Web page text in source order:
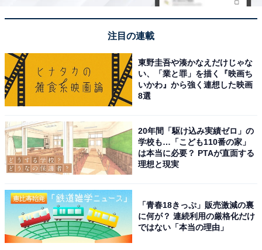
注目の連載
東野圭吾や湊かなえだけじゃな
い、「業と罪」を描く『映画ち
いかわ』から強く連想した映画
8選
20年間「駆け込み実績ゼロ」の
学校も…「こども110番の家」
は本当に必要？ PTAが直面する
理想と現実
「青春18きっぷ」販売激減の裏
に何が？ 連続利用の厳格化だけ
ではない「本当の理由」